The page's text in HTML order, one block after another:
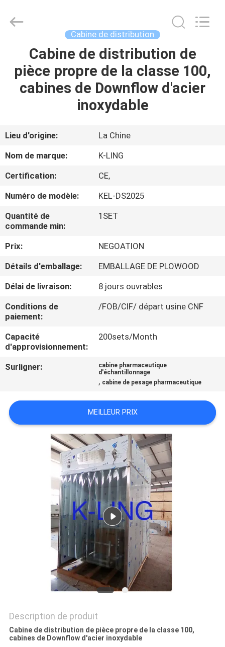
LA
MAISON
À
PROPOS
NOUS
DE
L'USINE
CONTRÔLE
DE
LA
QUALITÉ
CONTACTER
NOUVELLES
AFFAIRES
POLITIQUE
CONFIDENTIALITÉ
Technology
Company.
Cabine de distribution
Cabine de distribution de
pièce propre de la classe 100,
cabines de Downflow d'acier
inoxydable
Lieu d'origine:
La Chine
Nom de marque:
K-LING
Certification:
CE,
Numéro de modèle:
KEL-DS2025
Quantité de
commande min:
1SET
Prix:
NEGOATION
Détails d'emballage:
EMBALLAGE DE PLOWOOD
Délai de livraison:
8 jours ouvrables
Conditions de
paiement:
/FOB/CIF/ départ usine CNF
Capacité
d'approvisionnement:
200sets/Month
Surligner:
cabine pharmaceutique
d'échantillonnage
, cabine de pesage pharmaceutique
MEILLEUR PRIX
Description de produit
Cabine de distribution de pièce propre de la classe 100,
cabines de Downflow d'acier inoxydable